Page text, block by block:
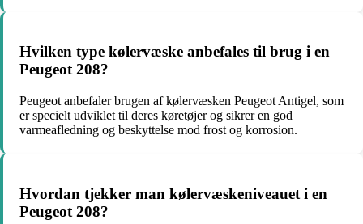
Hvilken type kølervæske anbefales til brug i en
Peugeot 208?
Peugeot anbefaler brugen af kølervæsken Peugeot Antigel, som
er specielt udviklet til deres køretøjer og sikrer en god
varmeafledning og beskyttelse mod frost og korrosion.
Hvordan tjekker man kølervæskeniveauet i en
Peugeot 208?